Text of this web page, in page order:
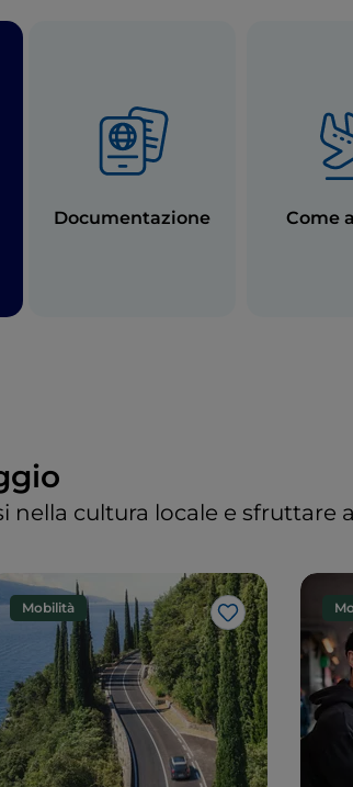
Documentazione Come
cultura locale e sfruttare
Mobilità
Like